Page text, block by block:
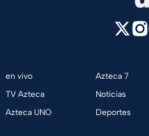
en vivo
TV Azteca
Azteca UNO
Azteca 7
Noticias
Deportes